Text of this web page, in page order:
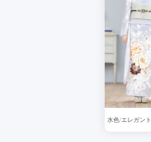
水色 エレガント